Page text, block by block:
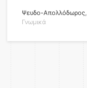
Ψευδο-Απολλόδωρος,
Γνωμικά